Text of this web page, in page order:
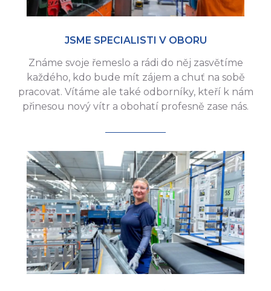
JSME SPECIALISTI V OBORU
Známe svoje řemeslo a rádi do něj zasvětíme
každého, kdo bude mít zájem a chuť na sobě
pracovat. Vítáme ale také odborníky, kteří k nám
přinesou nový vítr a obohatí profesně zase nás.